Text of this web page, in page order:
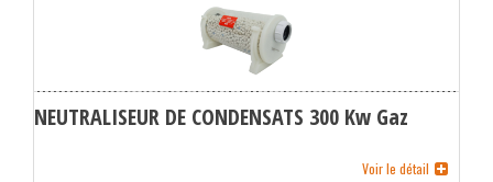
NEUTRALISEUR DE CONDENSATS 300 Kw Gaz
Voir le détail